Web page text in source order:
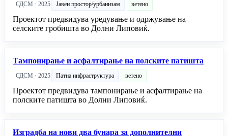
СДСМ · 2025 Јавен простор/урбанизам ветено
Проектот предвидува уредување и одржување на
селските гробишта во Долни Липовиќ.
Тампонирање и асфалтирање на полските патишта
СДСМ · 2025 Патна инфраструктура ветено
Проектот предвидува тампонирање и асфалтирање на
полските патишта во Долни Липовиќ.
Изградба на нови два бунара за дополнителни